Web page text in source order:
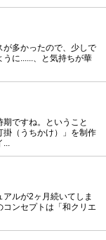
多かったので、少しで
に......、と気持ちが華
ですね。ということ
（うちかけ）」を制作
ルが2ヶ月続いてしま
ンセプトは「和クリエ